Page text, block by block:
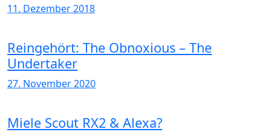
11. Dezember 2018
Reingehört: The Obnoxious – The
Undertaker
27. November 2020
Miele Scout RX2 & Alexa?